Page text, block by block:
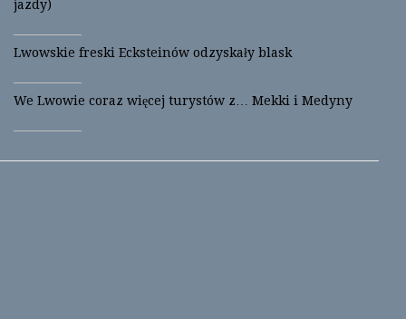
jazdy)
Lwowskie freski Ecksteinów odzyskały blask
We Lwowie coraz więcej turystów z… Mekki i Medyny